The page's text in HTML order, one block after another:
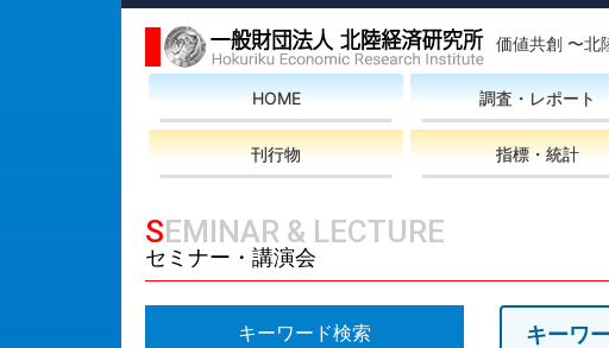
価値共創 〜北
HOME 調査・レポート
刊行物 指標・統計
SEMINAR & LECTURE
セミナー・講演会
キーワ
キーワード検索